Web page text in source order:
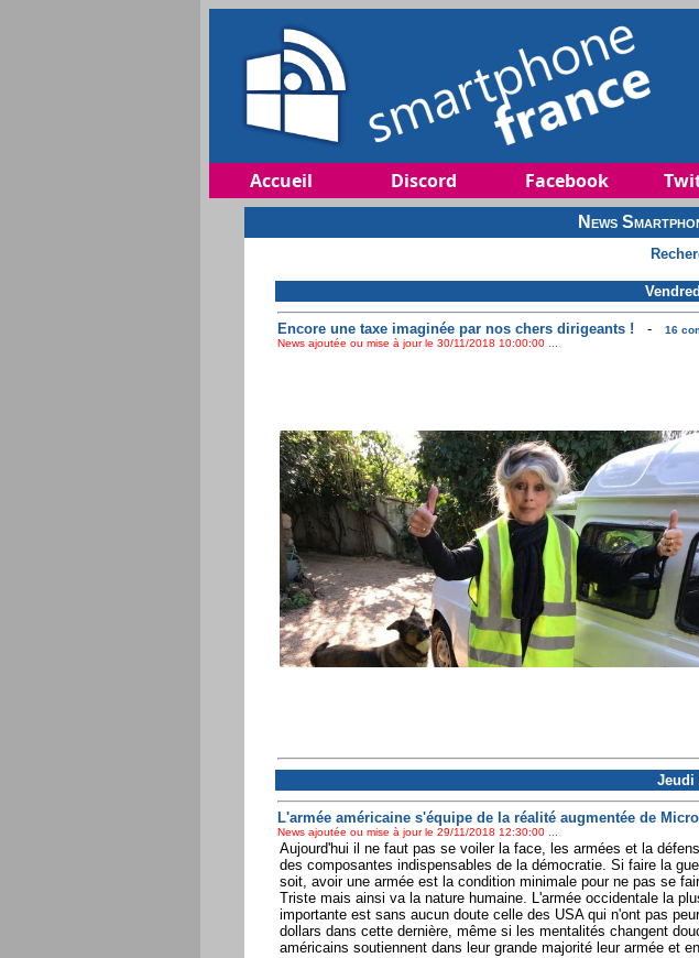
Accueil Discord Facebook
News
Encore une taxe imaginée par nos chers dirigeants ! -
16
News ajoutée ou mise à jour le 30/11/2018 10:00:00 ...
Jeudi
L'armée américaine s'équipe de la réalité augmentée de
News ajoutée ou mise à jour le 29/11/2018 12:30:00 ...
Aujourd'hui il ne faut pas se voiler la face, les armées et la
des composantes indispensables de la démocratie. Si faire la
soit, avoir une armée est la condition minimale pour ne pas se
Triste mais ainsi va la nature humaine. L'armée occidentale la
importante est sans aucun doute celle des USA qui n'ont pas
dollars dans cette dernière, même si les mentalités changent
américains soutiennent dans leur grande majorité leur armée et